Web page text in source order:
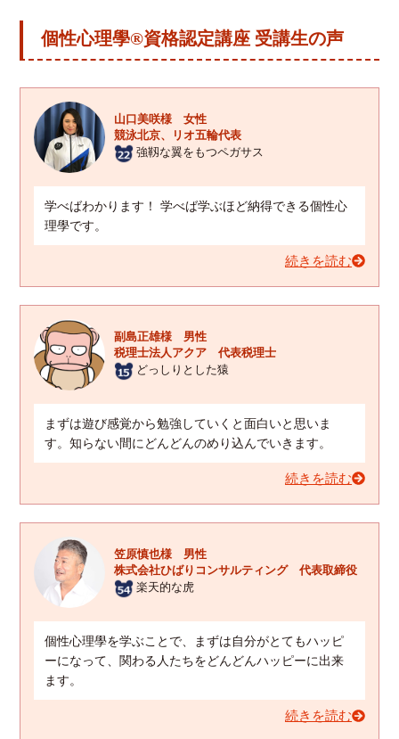
個性心理學®資格認定講座 受講生の声
山口美咲様 女性
競泳北京、リオ五輪代表
強靱な翼をもつペガサス
学べばわかります！ 学べば学ぶほど納得できる個性心
理學です。
続きを読む
副島正雄様 男性
税理士法人アクア 代表税理士
どっしりとした猿
まずは遊び感覚から勉強していくと面白いと思いま
す。知らない間にどんどんのめり込んでいきます。
続きを読む
笠原慎也様 男性
株式会社ひばりコンサルティング 代表取締役
楽天的な虎
個性心理學を学ぶことで、まずは自分がとてもハッピ
ーになって、関わる人たちをどんどんハッピーに出来
ます。
続きを読む